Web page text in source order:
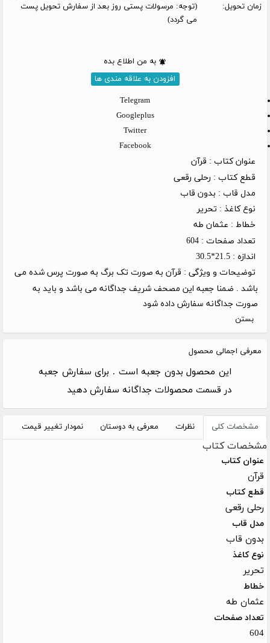
زمان تحویل:
(توجه: مرسولات پستی روز بعد از سفارش تحویل پست
می گردد)
به من اطلاع بده
افزودن به علاقه مندی ها
Telegram
Googleplus
Twitter
Facebook
عنوان کتاب : قرآن
قطع کتاب : رحلی رقعی
مدل قاب : بدون قاب
نوع کاغذ : تحریر
خطاط : عثمان طه
تعداد صفحات : 604
اندازه : 21.5*30.5
توضیحات و ویژگی : قرآن به صورت تک برگ به صورت پرس شده می
باشد . ضمنا جعبه این مصحف شریف جداگانه می باشد و باید به
صورت جداگانه سفارش داده شود
بستن
معرفی اجمالی محصول
این محصول بدون جعبه است . برای سفارش جعبه
در قسمت محصولات جداگانه سفارش دهید
مشخصات کلی نظرات معرفی به دوستان نمودار تغییر قیمت
مشخصات کتاب
عنوان کتاب
قرآن
قطع کتاب
رحلی رقعی
مدل قاب
بدون قاب
نوع کاغذ
تحریر
خطاط
عثمان طه
تعداد صفحات
604